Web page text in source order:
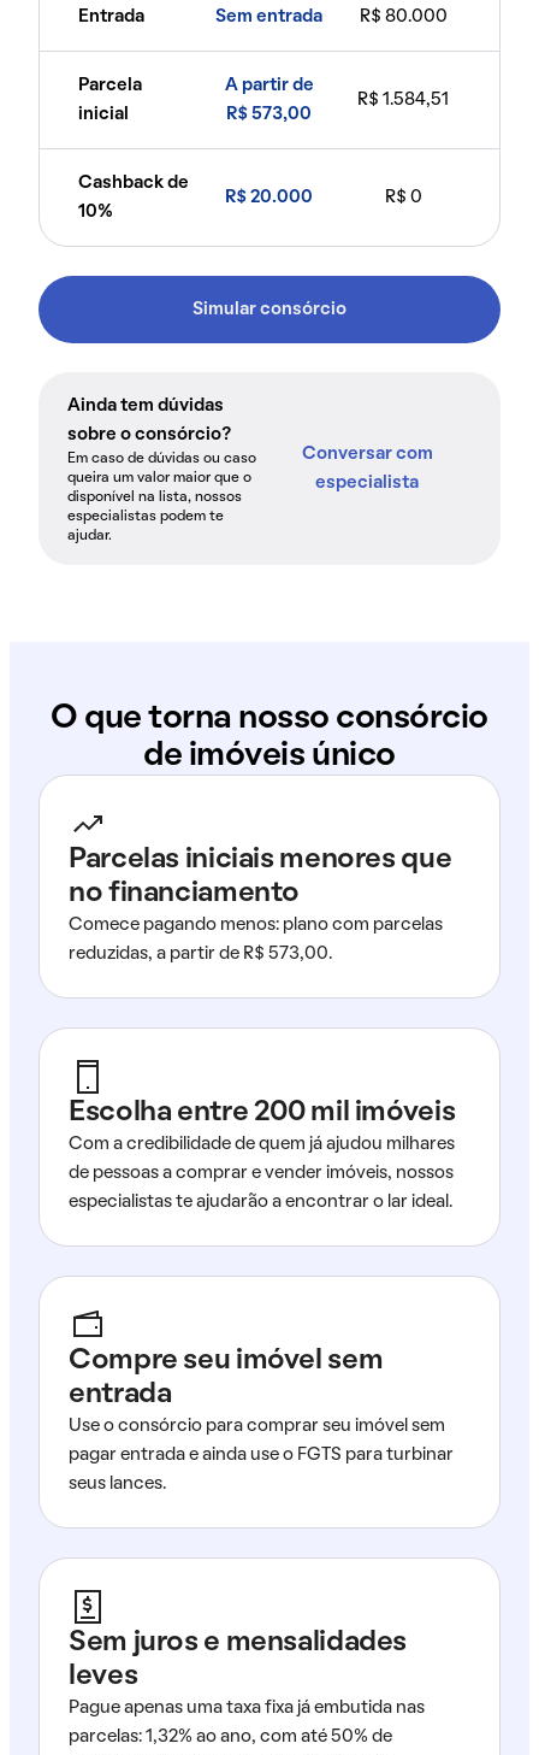
Entrada Sem entrada R$ 80.000
Parcela
inicial
A partir de
R$ 573,00
R$ 1.584,51
Cashback de
10%
R$ 20.000 R$ 0
Simular consórcio
Ainda tem dúvidas
sobre o consórcio?
Em caso de dúvidas ou caso
queira um valor maior que o
disponível na lista, nossos
especialistas podem te
ajudar.
Conversar com
especialista
O que torna nosso consórcio
de imóveis único
Parcelas iniciais menores que
no financiamento
Comece pagando menos: plano com parcelas
reduzidas, a partir de R$ 573,00.
Escolha entre 200 mil imóveis
Com a credibilidade de quem já ajudou milhares
de pessoas a comprar e vender imóveis, nossos
especialistas te ajudarão a encontrar o lar ideal.
Compre seu imóvel sem
entrada
Use o consórcio para comprar seu imóvel sem
pagar entrada e ainda use o FGTS para turbinar
seus lances.
Sem juros e mensalidades
leves
Pague apenas uma taxa fixa já embutida nas
parcelas: 1,32% ao ano, com até 50% de